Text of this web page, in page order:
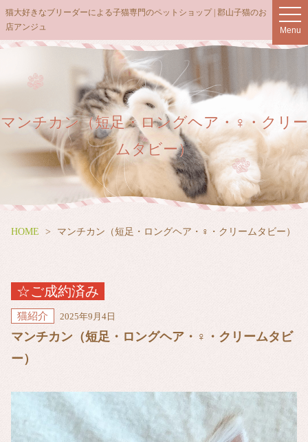
t
o
g
v
i
g
a
t
Menu
猫大好きなブリーダーによる子猫専門のペットショップ | 郡山子猫のお
店アンジュ
マンチカン（短足・ロングヘア・♀・クリー
ムタビー）
HOME マンチカン（短足・ロングヘア・♀・クリームタビー）
☆ご成約済み
猫紹介 2025年9月4日
マンチカン（短足・ロングヘア・♀・クリームタビ
ー）